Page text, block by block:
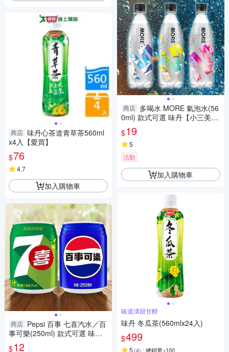
商店 味丹心茶道青草茶560ml
x4入【愛買】
$76
4.7
加入購物車
商店 Pepsi 百事 七喜汽水／百
事可樂(250ml) 款式可選 味丹
【小三美日】 DS024162 碳酸
$12
商店 多喝水 MORE 氣泡水(56
0ml) 款式可選 味丹【小三美
日】 DS024149 無糖 調飲料
$19
5
活動
加入購物車
味道清甜甘醇
味丹 冬瓜茶(560mlx24入)
$499
5 (4) 總銷量>100